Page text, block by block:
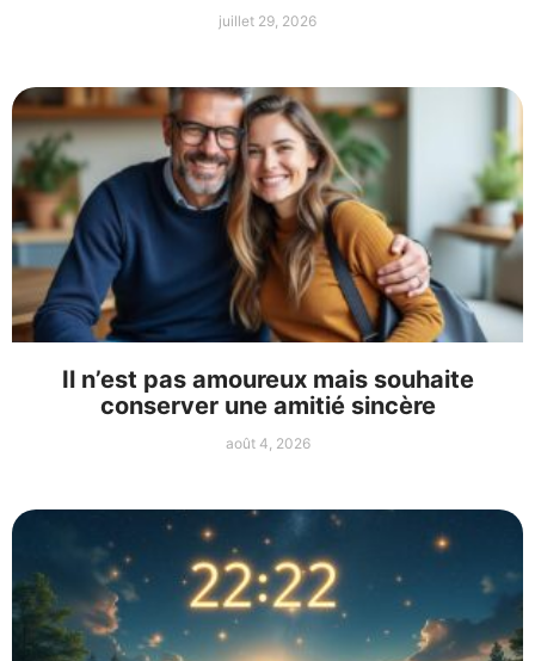
juillet 29, 2026
Il n’est pas amoureux mais souhaite
conserver une amitié sincère
août 4, 2026